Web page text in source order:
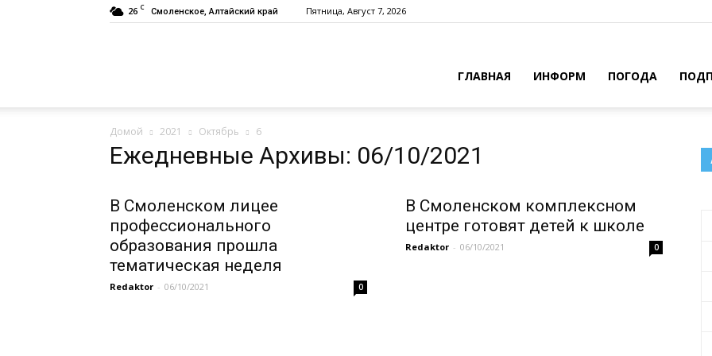
26 C Смоленское, Алтайский край Пятница, Август 7, 2026
«Заря»
ГЛАВНАЯ ИНФОРМ ПОГОДА
Домой 2021 Октябрь 6
Ежедневные Архивы: 06/10/2021
В Смоленском лицее
профессионального
образования прошла
тематическая неделя
Redaktor - 06/10/2021 0
В Смоленском комплексном
центре готовят детей к школе
Redaktor - 06/10/2021 0